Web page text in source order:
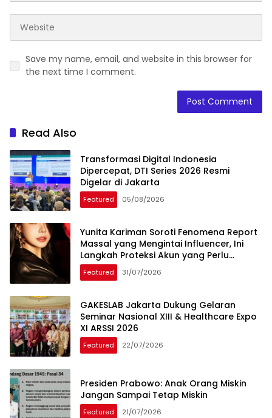
Save my name, email, and website in this browser for
the next time I comment.
Read Also
Transformasi Digital Indonesia
Dipercepat, DTI Series 2026 Resmi
Digelar di Jakarta
Featured 05/08/2026
Yunita Kariman Soroti Fenomena Report
Massal yang Mengintai Influencer, Ini
Langkah Proteksi Akun yang Perlu
Diketahui
Featured 31/07/2026
GAKESLAB Jakarta Dukung Gelaran
Seminar Nasional XIII & Healthcare Expo
XI ARSSI 2026
Featured 22/07/2026
Presiden Prabowo: Anak Orang Miskin
Jangan Sampai Tetap Miskin
Featured 21/07/2026